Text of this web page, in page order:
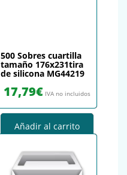
500 Sobres cuartilla
tamaño 176x231tira
de silicona MG44219
17,79€ IVA no incluidos
Añadir al carrito